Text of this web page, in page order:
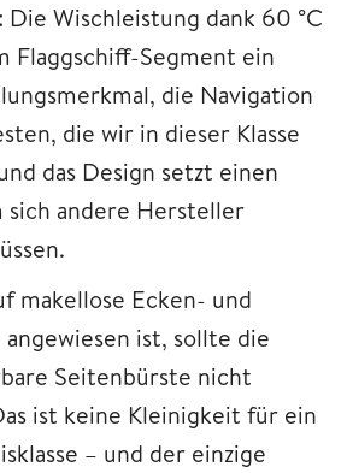
Wischleistung dank 60 °C
Flaggschiff-Segment ein
die Navigation
die wir in dieser Klasse
das Design setzt einen
sich andere Hersteller
makellose Ecken- und
ist, sollte die
Seitenbürste nicht
ist keine Kleinigkeit für ein
– und der einzige